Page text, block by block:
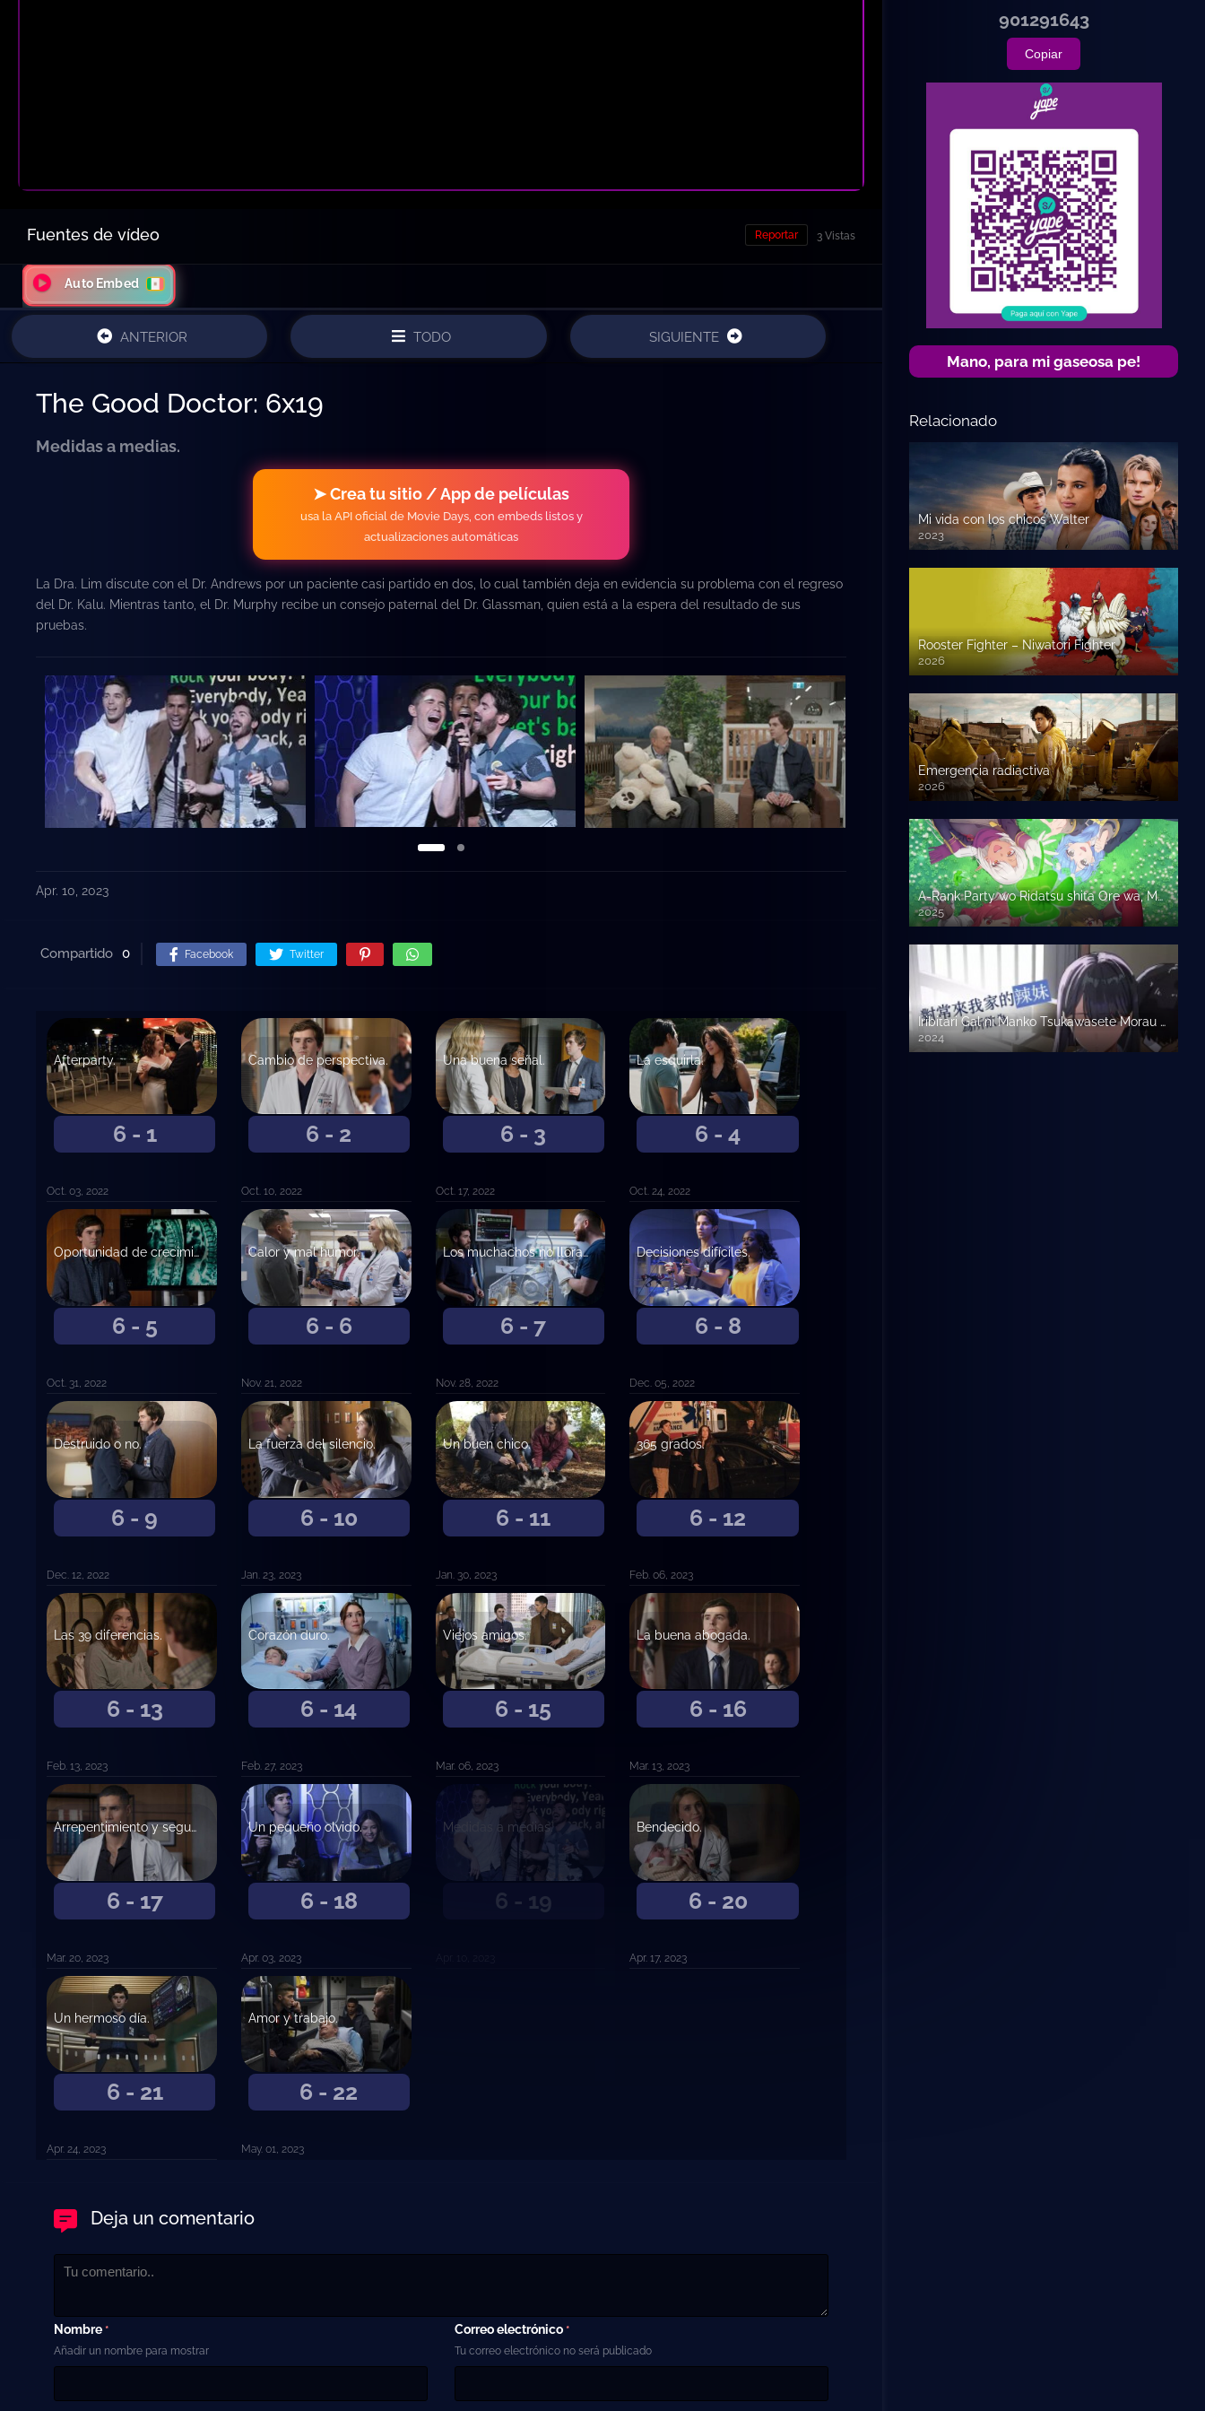
Fuentes de vídeo 3 Vistas
Reportar
Auto Embed
ANTERIOR TODO SIGUIENTE
The Good Doctor: 6x19
Medidas a medias.
➤ Crea tu sitio / App de películas
usa la API oficial de Movie Days, con embeds listos y
actualizaciones automáticas
La Dra. Lim discute con el Dr. Andrews por un paciente casi partido en dos, lo cual también deja en evidencia su problema con el regreso
del Dr. Kalu. Mientras tanto, el Dr. Murphy recibe un consejo paternal del Dr. Glassman, quien está a la espera del resultado de sus
pruebas.
Apr. 10, 2023
Compartido 0 Facebook Twitter
6 - 1
Afterparty.
Oct. 03, 2022
6 - 2
Cambio de perspectiva.
Oct. 10, 2022
6 - 3
Una buena señal.
Oct. 17, 2022
6 - 4
La esquirla.
Oct. 24, 2022
6 - 5
Oportunidad de crecimiento.
Oct. 31, 2022
6 - 6
Calor y mal humor.
Nov. 21, 2022
6 - 7
Los muchachos no lloran. De la A a la F.
Nov. 28, 2022
6 - 8
Decisiones difíciles.
Dec. 05, 2022
6 - 9
Destruido o no.
Dec. 12, 2022
6 - 10
La fuerza del silencio.
Jan. 23, 2023
6 - 11
Un buen chico.
Jan. 30, 2023
6 - 12
365 grados.
Feb. 06, 2023
6 - 13
Las 39 diferencias.
Feb. 13, 2023
6 - 14
Corazón duro.
Feb. 27, 2023
6 - 15
Viejos amigos.
Mar. 06, 2023
6 - 16
La buena abogada.
Mar. 13, 2023
6 - 17
Arrepentimiento y segunda oportunidad.
Mar. 20, 2023
6 - 18
Un pequeño olvido.
Apr. 03, 2023
6 - 19
Medidas a medias.
6 - 20
Bendecido.
Apr. 17, 2023
6 - 21
Un hermoso día.
Apr. 24, 2023
6 - 22
Amor y trabajo.
May. 01, 2023
Deja un comentario
Nombre *
Añadir un nombre para mostrar
Correo electrónico *
Tu correo electrónico no será publicado
901291643
Copiar
Mano, para mi gaseosa pe!
Relacionado
Mi vida con los chicos Walter
2023
Rooster Fighter – Niwatori Fighter
2026
Emergencia radiactiva
2026
A-Rank Party wo Ridatsu shita Ore wa, Moto Oshiego-tachi to Meikyuu Shinbu wo Mezasu.
2025
Iribitari Gal ni Manko Tsukawasete Morau Hanashi
2024